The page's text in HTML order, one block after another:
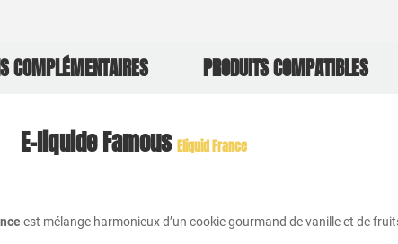
COMPLÉMENTAIRES PRODUITS COMPATIBLES
E-liquide Famous Eliquid France
est mélange harmonieux d’un cookie gourmand de vanille et de